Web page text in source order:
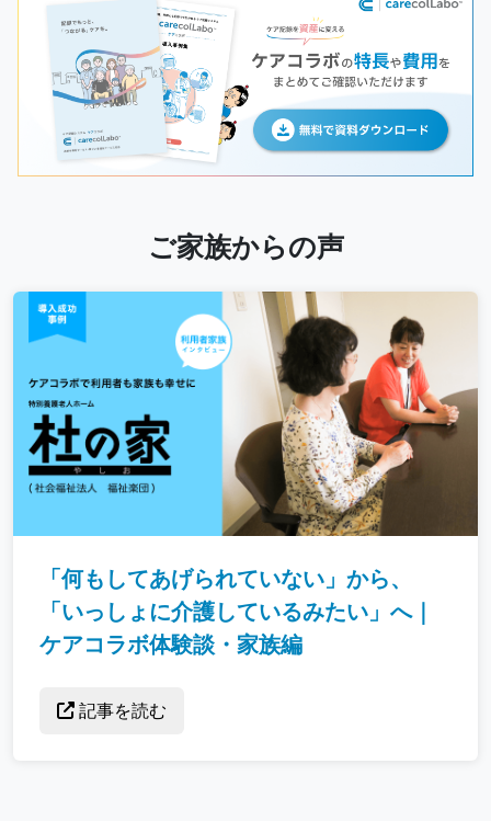
ご家族からの声
「何もしてあげられていない」から、
「いっしょに介護しているみたい」へ｜
ケアコラボ体験談・家族編
記事を読む